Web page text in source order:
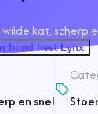
kat, scherp
hond heet Lynx
en snel